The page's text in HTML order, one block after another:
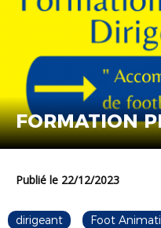
FORMATION
Publié le 22/12/2023
dirigeant Foot